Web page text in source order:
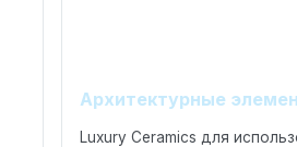
Архитектурные
Luxury Ceramics для